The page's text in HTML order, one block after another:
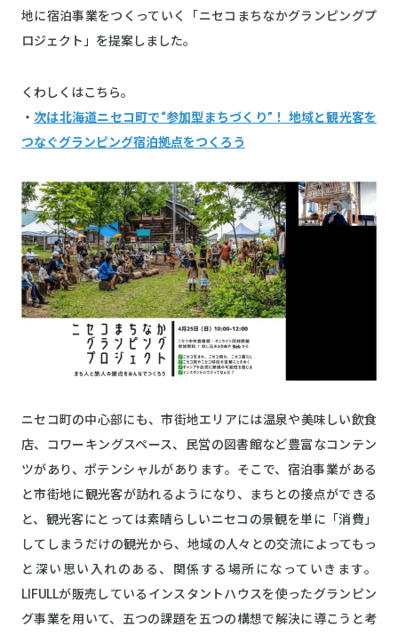
地に宿泊事業をつくっていく「ニセコまちなかグランピングプ
ロジェクト」を提案しました。
くわしくはこちら。
・ 次は北海道ニセコ町で“参加型まちづくり”！ 地域と観光客を
つなぐグランピング宿泊拠点をつくろう
ニセコ町の中心部にも、市街地エリアには温泉や美味しい飲食
店、コワーキングスペース、民営の図書館など豊富なコンテン
ツがあり、ポテンシャルがあります。そこで、宿泊事業がある
と市街地に観光客が訪れるようになり、まちとの接点ができる
と、観光客にとっては素晴らしいニセコの景観を単に「消費」
してしまうだけの観光から、地域の人々との交流によってもっ
と深い思い入れのある、関係する場所になっていきます。
LIFULLが販売しているインスタントハウスを使ったグランピン
グ事業を用いて、五つの課題を五つの構想で解決に導こうと考